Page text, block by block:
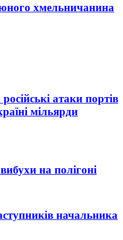
хмельничанина
атаки портів
мільярди
на полігоні
начальника